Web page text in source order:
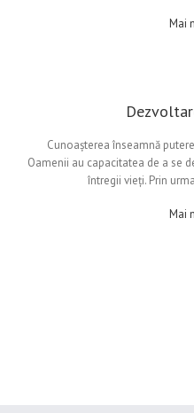
Mai
Cunoașterea înseamnă
Oamenii au capacitatea de a se
întregii vieți. Prin
Mai